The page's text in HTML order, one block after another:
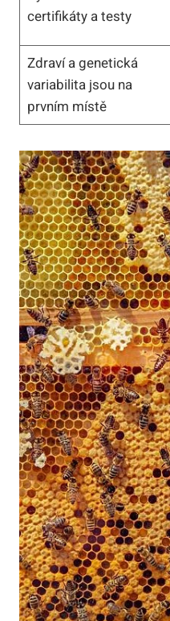
certifikáty a testy
Zdraví a genetická
⁢variabilita jsou na
prvním místě